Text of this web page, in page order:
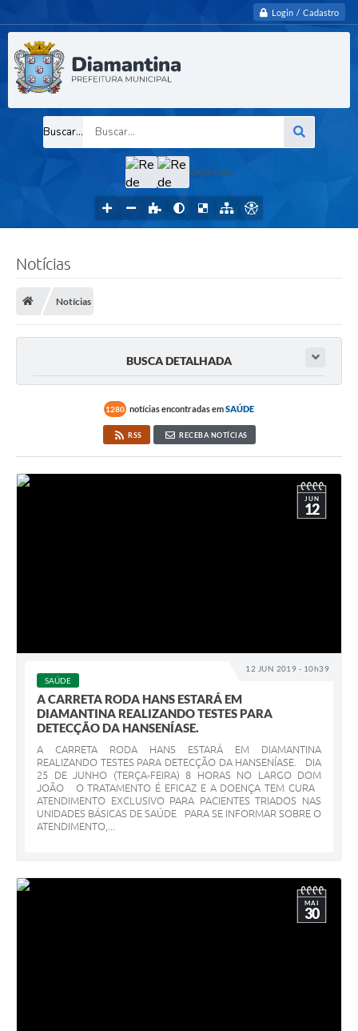
Login / Cadastro
Buscar...
Siga-nos
Notícias
Notícias
BUSCA DETALHADA
1280 notícias encontradas emSAÚDE
RSS RECEBA NOTÍCIAS
12 JUN 2019 - 10h39
JUN
12
SAÚDE
A CARRETA RODA HANS ESTARÁ EM
DIAMANTINA REALIZANDO TESTES PARA
DETECÇÃO DA HANSENÍASE.
A CARRETA RODA HANS ESTARÁ EM DIAMANTINA
REALIZANDO TESTES PARA DETECÇÃO DA HANSENÍASE. DIA
25 DE JUNHO (TERÇA-FEIRA) 8 HORAS NO LARGO DOM
JOÃO O TRATAMENTO É EFICAZ E A DOENÇA TEM CURA
ATENDIMENTO EXCLUSIVO PARA PACIENTES TRIADOS NAS
UNIDADES BÁSICAS DE SAÚDE PARA SE INFORMAR SOBRE O
ATENDIMENTO,...
MAI
30